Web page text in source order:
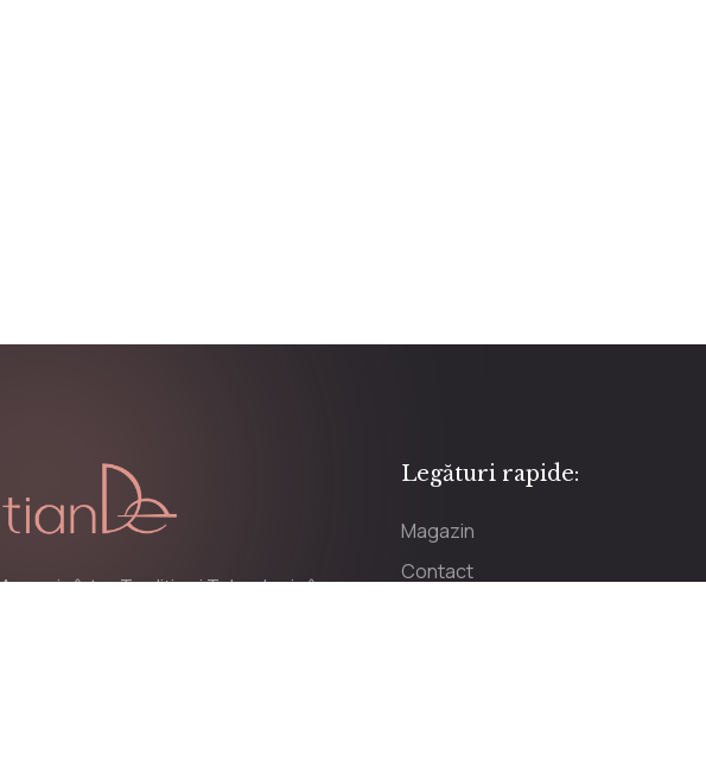
Armonie între Tradiție și Tehnologie în
Legături rapide:
Magazin
Contact